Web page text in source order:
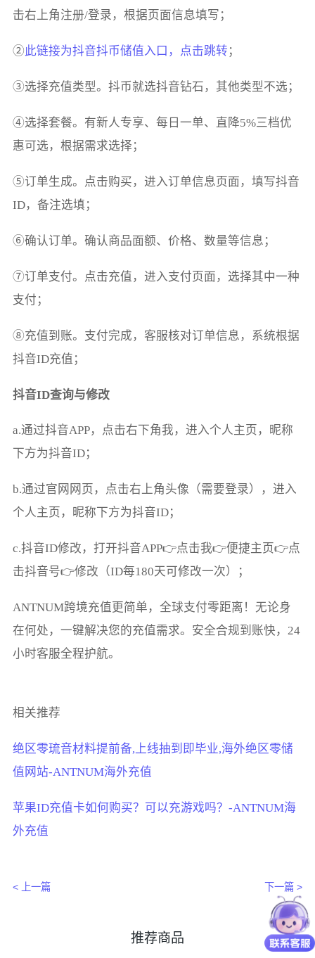
击右上角注册/登录，根据页面信息填写；
②此链接为抖音抖币储值入口，点击跳转 ；
③选择充值类型。抖币就选抖音钻石，其他类型不选；
④选择套餐。有新人专享、每日一单、直降5%三档优
惠可选，根据需求选择；
⑤订单生成。点击购买，进入订单信息页面，填写抖音
ID，备注选填；
⑥确认订单。确认商品面额、价格、数量等信息；
⑦订单支付。点击充值，进入支付页面，选择其中一种
支付；
⑧充值到账。支付完成，客服核对订单信息，系统根据
抖音ID充值；
抖音ID查询与修改
a.通过抖音APP，点击右下角我，进入个人主页，昵称
下方为抖音ID；
b.通过官网网页，点击右上角头像（需要登录），进入
个人主页，昵称下方为抖音ID；
c.抖音ID修改，打开抖音APP👉点击我👉便捷主页👉点
击抖音号👉修改（ID每180天可修改一次）；
ANTNUM跨境充值更简单，全球支付零距离！无论身
在何处，一键解决您的充值需求。安全合规到账快，24
小时客服全程护航。
相关推荐
绝区零琉音材料提前备,上线抽到即毕业,海外绝区零储
值网站-ANTNUM海外充值
苹果ID充值卡如何购买？可以充游戏吗？-ANTNUM海
外充值
< 上一篇 下一篇 >
推荐商品